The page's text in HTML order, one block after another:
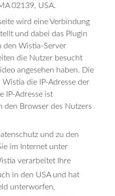
02139, USA.
wird eine Verbindung
und dabei das Plugin
den Wistia-Server
die Nutzer besucht
angesehen haben. Die
die IP-Adresse der
IP-Adresse ist
den Browser des Nutzers
und zu den
im Internet unter
verarbeitet Ihre
in den USA und hat
unterworfen,